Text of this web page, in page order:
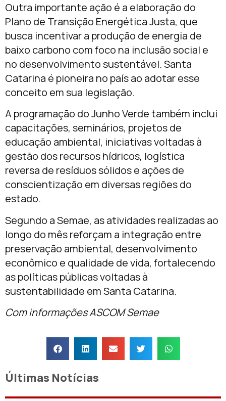
Outra importante ação é a elaboração do
Plano de Transição Energética Justa, que
busca incentivar a produção de energia de
baixo carbono com foco na inclusão social e
no desenvolvimento sustentável. Santa
Catarina é pioneira no país ao adotar esse
conceito em sua legislação.
A programação do Junho Verde também inclui
capacitações, seminários, projetos de
educação ambiental, iniciativas voltadas à
gestão dos recursos hídricos, logística
reversa de resíduos sólidos e ações de
conscientização em diversas regiões do
estado.
Segundo a Semae, as atividades realizadas ao
longo do mês reforçam a integração entre
preservação ambiental, desenvolvimento
econômico e qualidade de vida, fortalecendo
as políticas públicas voltadas à
sustentabilidade em Santa Catarina.
Com informações ASCOM Semae
Últimas Notícias